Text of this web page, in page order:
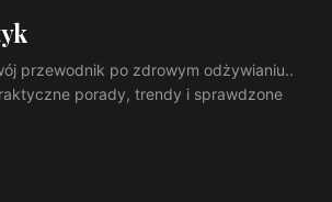
przewodnik po zdrowym odżywianiu..
porady, trendy i sprawdzone